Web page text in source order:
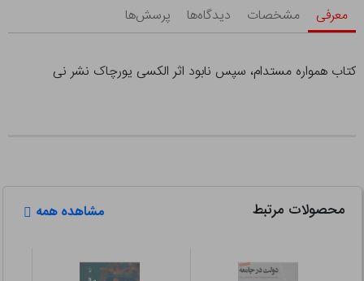
معرفی مشخصات دیدگاه‌ها پرسش‌ها
کتاب همواره مستدام، سپس نابود اثر الکسی یورچاک نشر نی
محصولات مرتبط مشاهده همه